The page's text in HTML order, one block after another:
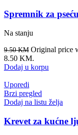
Spremnik za
Na stanju
9.50KM Original price
8.50 KM.
Dodaj u korpu
Uporedi
Brzi pregled
Dodaj na listu želja
Krevet za kućne